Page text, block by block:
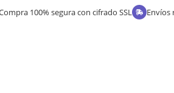
100% segura con cifrado SSL Envíos